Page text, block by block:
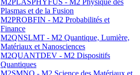
M2PLASPHYFUS - M2 Physique des
Plasmas et de la Fusion
M2PROBFIN - M2 Probabilités et
Finance
M2QNSLMT - M2 Quantique, Lumière,
Matériaux et Nanosciences
M2QUANTDEV - M2 Dispositifs
Quantiques
M2SMNO - M2 Science des Matériaux et